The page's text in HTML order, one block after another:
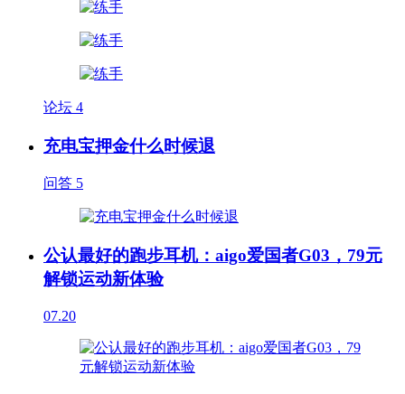
论坛 4
充电宝押金什么时候退
问答 5
公认最好的跑步耳机：aigo爱国者G03，79元
解锁运动新体验
07.20